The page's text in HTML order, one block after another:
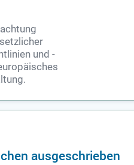
und -
ausgeschrieben